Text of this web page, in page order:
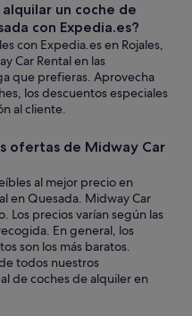
un coche de
con Expedia.es?
con Expedia.es en Rojales,
Car Rental en las
que prefieras. Aprovecha
los descuentos especiales
al cliente.
ofertas de Midway Car
al mejor precio en
en Quesada. Midway Car
Los precios varían según las
En general, los
son los más baratos.
todos nuestros
de coches de alquiler en